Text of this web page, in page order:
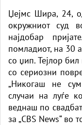
Џејмс Шира, 24,
окружниот суд
најдобар
помладиот, на 30
со џип. Тејлор
со сериозни
„Никогаш не
случаи на луѓе
веднаш по
за „CBS News“ во